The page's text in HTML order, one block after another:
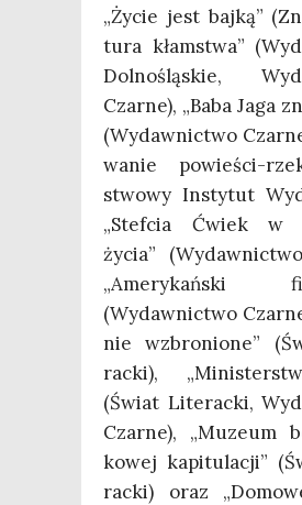
„Życie jest baj­ką”
tu­ra kłam­stwa”
Dol­no­ślą­skie,
Czar­ne), „Baba Jaga
(Wydaw­nic­two
wa­nie powie­ści-
stwo­wy Insty­tut
„Stef­cia Ćwiek w
życia”
„Ame­ry­kań­ski
(Wydaw­nic­two
nie wzbro­nio­ne”
rac­ki),
(Świat Lite­rac­ki,
Czar­ne), „Muzeum
ko­wej kapi­tu­la­cji”
rac­ki) oraz